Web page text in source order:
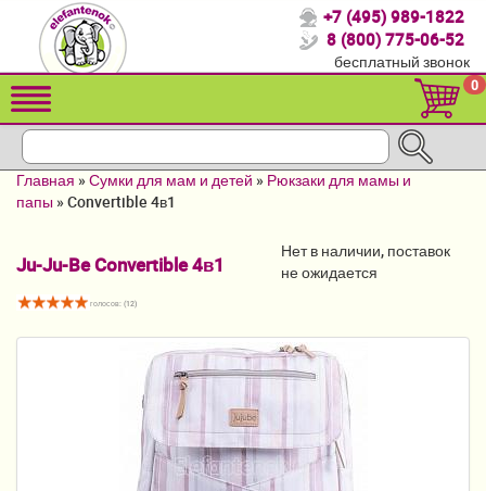
Спасибо, что выбрали нас!
Распродажа!
Детские коляски
Кроватки для новорожденных
Детский транспорт
Мебель и аксессуары
Постельные принадлежности
+7 (495) 989-1822
8 (800) 775-06-52
бесплатный звонок
0
Главная »Сумки для мам и детей » Рюкзаки для мамы и
папы »Convertible 4в1
Ju-Ju-Be Convertible 4в1
голосов: (12)
Нет в наличии, поставок
не ожидается